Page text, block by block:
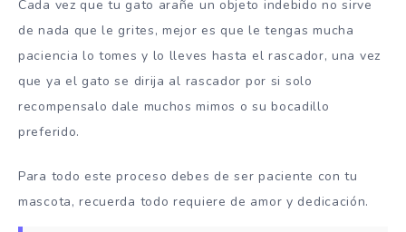
Cada vez que tu gato arañe un objeto indebido no sirve
de nada que le grites, mejor es que le tengas mucha
paciencia lo tomes y lo lleves hasta el rascador, una vez
que ya el gato se dirija al rascador por si solo
recompensalo dale muchos mimos o su bocadillo
preferido.
Para todo este proceso debes de ser paciente con tu
mascota, recuerda todo requiere de amor y dedicación.